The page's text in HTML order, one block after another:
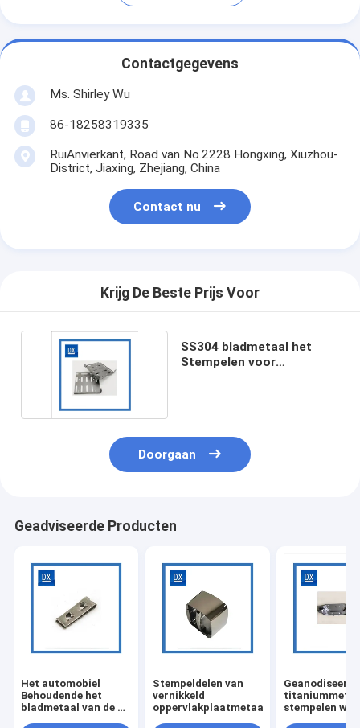
Contactgegevens
Ms. Shirley Wu
86-18258319335
RuiAnvierkant, Road van No.2228 Hongxing, Xiuzhou-
District, Jiaxing, Zhejiang, China
Contact nu
Krijg De Beste Prijs Voor
SS304 bladmetaal het
Stempelen voor
Doorgaan
Geadviseerde Producten
Het automobiel
Behoudende het
bladmetaal van de de
Stempeldelen van
vernikkeld
oppervlakplaatmetaal
Geanodiseerd
stempelen